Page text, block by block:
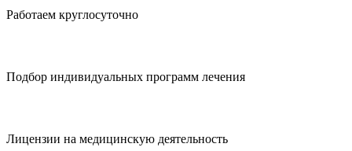
Работаем круглосуточно
Подбор индивидуальных программ лечения
Лицензии на медицинскую деятельность